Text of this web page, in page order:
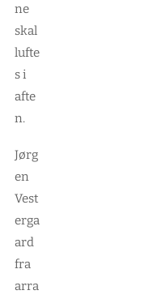
ne
skal
lufte
s i
afte
n.
Jørg
en
Vest
erga
ard
fra
arra